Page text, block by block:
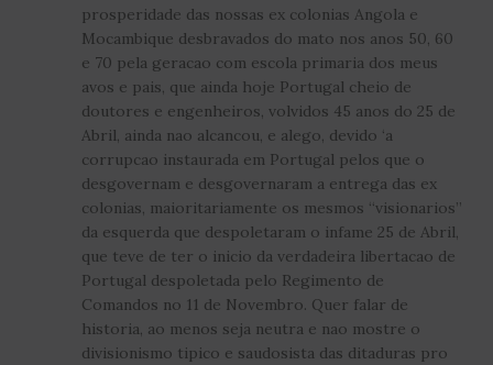
prosperidade das nossas ex colonias Angola e
Mocambique desbravados do mato nos anos 50, 60
e 70 pela geracao com escola primaria dos meus
avos e pais, que ainda hoje Portugal cheio de
doutores e engenheiros, volvidos 45 anos do 25 de
Abril, ainda nao alcancou, e alego, devido ‘a
corrupcao instaurada em Portugal pelos que o
desgovernam e desgovernaram a entrega das ex
colonias, maioritariamente os mesmos “visionarios”
da esquerda que despoletaram o infame 25 de Abril,
que teve de ter o inicio da verdadeira libertacao de
Portugal despoletada pelo Regimento de
Comandos no 11 de Novembro. Quer falar de
historia, ao menos seja neutra e nao mostre o
divisionismo tipico e saudosista das ditaduras pro